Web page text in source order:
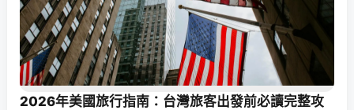
2026年美國旅行指南：台灣旅客出發前必讀完整攻